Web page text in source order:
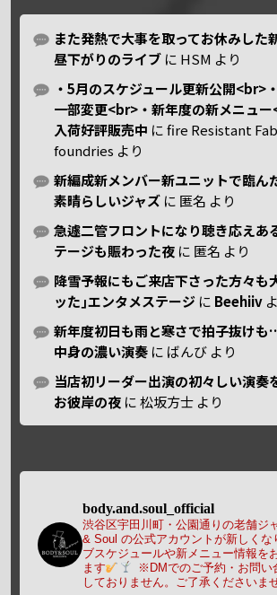
また発熱で大事を取ってお休みした
昼下がりのライブ に HSM より
・5月のスケジュール更新公開<br>
一部変更<br>・新年度の新メニュ
入荷好評販売中 にfire Resistant
foundries より
新編成新メンバー新ユニットで臨ん
素晴らしいジャズ に 匿名 より
急遽二管フロントになり聴き応えあ
テージも賑わった夜 に 匿名 より
降雪予報にもご来店下さった方々も
ッた｣エンタメステージ に Beehiiv
新年度初日も雨と寒さで拍子抜け
中身の濃い演奏 に ばんび より
当店初リーダー出演の初々しい演奏
お彼岸の夜 に松坂方士 より
body.and.soul_official
渋谷区宇田川町・公園通りの老舗ジ
& Soul の公式アカウントが新しくな
ブスケジュールや新メニュー情報を
ます
※DMでのご予約・お問い
しておりません。ご了承くださいませ